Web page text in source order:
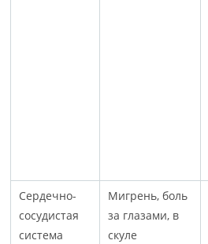
Сердечно-
сосудистая
система
Мигрень, боль
за глазами, в
скуле